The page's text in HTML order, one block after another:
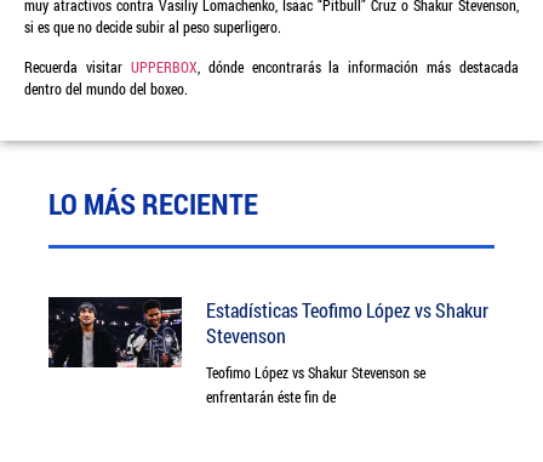
muy atractivos contra Vasiliy Lomachenko, Isaac “Pitbull” Cruz o Shakur Stevenson,
si es que no decide subir al peso superligero.
Recuerda visitar UPPERBOX , dónde encontrarás la información más destacada
dentro del mundo del boxeo.
LO MÁS RECIENTE
Estadísticas Teofimo López vs Shakur
Stevenson
Teofimo López vs Shakur Stevenson se
enfrentarán éste fin de